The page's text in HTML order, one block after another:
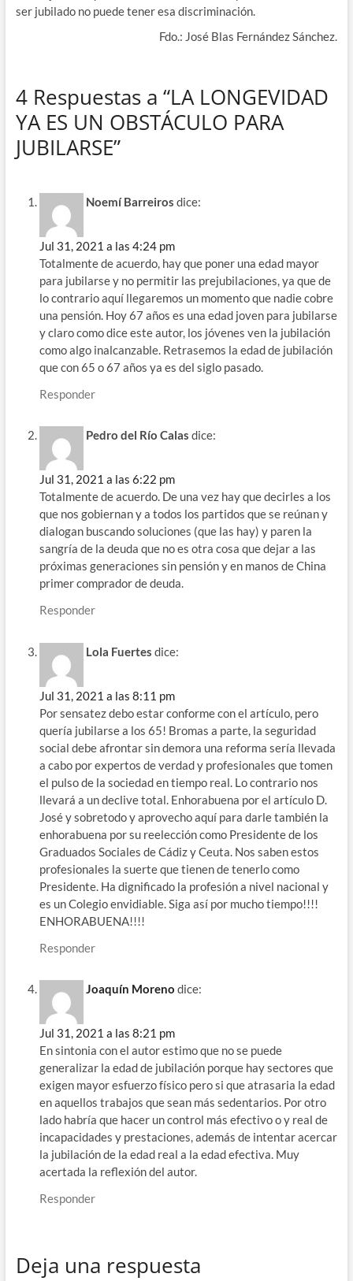
ser jubilado no puede tener esa discriminación.
Fdo.: José Blas Fernández Sánchez.
4 Respuestas a “LA LONGEVIDAD
YA ES UN OBSTÁCULO PARA
JUBILARSE”
Noemí Barreiros dice:
Jul 31, 2021 a las 4:24 pm
Totalmente de acuerdo, hay que poner una edad mayor
para jubilarse y no permitir las prejubilaciones, ya que de
lo contrario aquí llegaremos un momento que nadie cobre
una pensión. Hoy 67 años es una edad joven para jubilarse
y claro como dice este autor, los jóvenes ven la jubilación
como algo inalcanzable. Retrasemos la edad de jubilación
que con 65 o 67 años ya es del siglo pasado.
Responder
Pedro del Río Calas dice:
Jul 31, 2021 a las 6:22 pm
Totalmente de acuerdo. De una vez hay que decirles a los
que nos gobiernan y a todos los partidos que se reúnan y
dialogan buscando soluciones (que las hay) y paren la
sangría de la deuda que no es otra cosa que dejar a las
próximas generaciones sin pensión y en manos de China
primer comprador de deuda.
Responder
Lola Fuertes dice:
Jul 31, 2021 a las 8:11 pm
Por sensatez debo estar conforme con el artículo, pero
quería jubilarse a los 65! Bromas a parte, la seguridad
social debe afrontar sin demora una reforma sería llevada
a cabo por expertos de verdad y profesionales que tomen
el pulso de la sociedad en tiempo real. Lo contrario nos
llevará a un declive total. Enhorabuena por el artículo D.
José y sobretodo y aprovecho aquí para darle también la
enhorabuena por su reelección como Presidente de los
Graduados Sociales de Cádiz y Ceuta. Nos saben estos
profesionales la suerte que tienen de tenerlo como
Presidente. Ha dignificado la profesión a nivel nacional y
es un Colegio envidiable. Siga así por mucho tiempo!!!!
ENHORABUENA!!!!
Responder
Joaquín Moreno dice:
Jul 31, 2021 a las 8:21 pm
En sintonia con el autor estimo que no se puede
generalizar la edad de jubilación porque hay sectores que
exigen mayor esfuerzo físico pero si que atrasaria la edad
en aquellos trabajos que sean más sedentarios. Por otro
lado habría que hacer un control más efectivo o y real de
incapacidades y prestaciones, además de intentar acercar
la jubilación de la edad real a la edad efectiva. Muy
acertada la reflexión del autor.
Responder
Deja una respuesta